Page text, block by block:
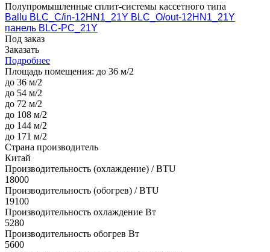
Полупромышленные сплит-системы кассетного типа
Ballu BLC_C/in-12HN1_21Y BLC_O/out-12HN1_21Y
панель BLC-PC_21Y
Под заказ
Заказать
Подробнее
Площадь помещения: до 36 м/2
до 36 м/2
до 54 м/2
до 72 м/2
до 108 м/2
до 144 м/2
до 171 м/2
Страна производитель
Китай
Производительность (охлаждение) / BTU
18000
Производительность (обогрев) / BTU
19100
Производительность охлаждение Вт
5280
Производительность обогрев Вт
5600